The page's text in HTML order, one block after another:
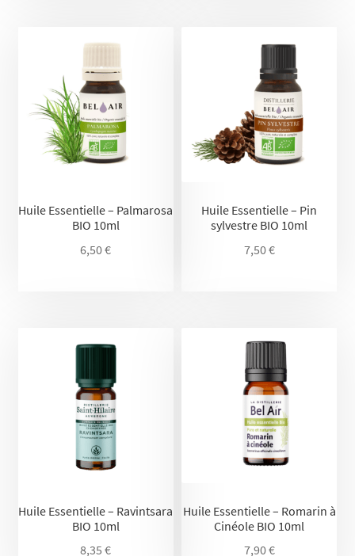
Huile Essentielle – Palmarosa
BIO 10ml
6,50€
Huile Essentielle – Pin
sylvestre BIO 10ml
7,50€
Huile Essentielle – Ravintsara
BIO 10ml
8,35€
Huile Essentielle – Romarin à
Cinéole BIO 10ml
7,90€